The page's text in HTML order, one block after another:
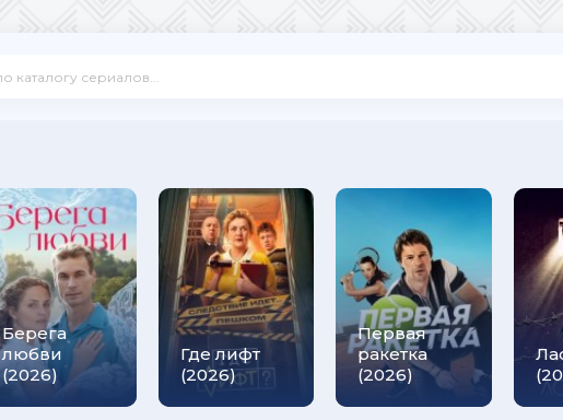
Берега
любви
(2026)
Где лифт
(2026)
Первая
ракетка
(2026)